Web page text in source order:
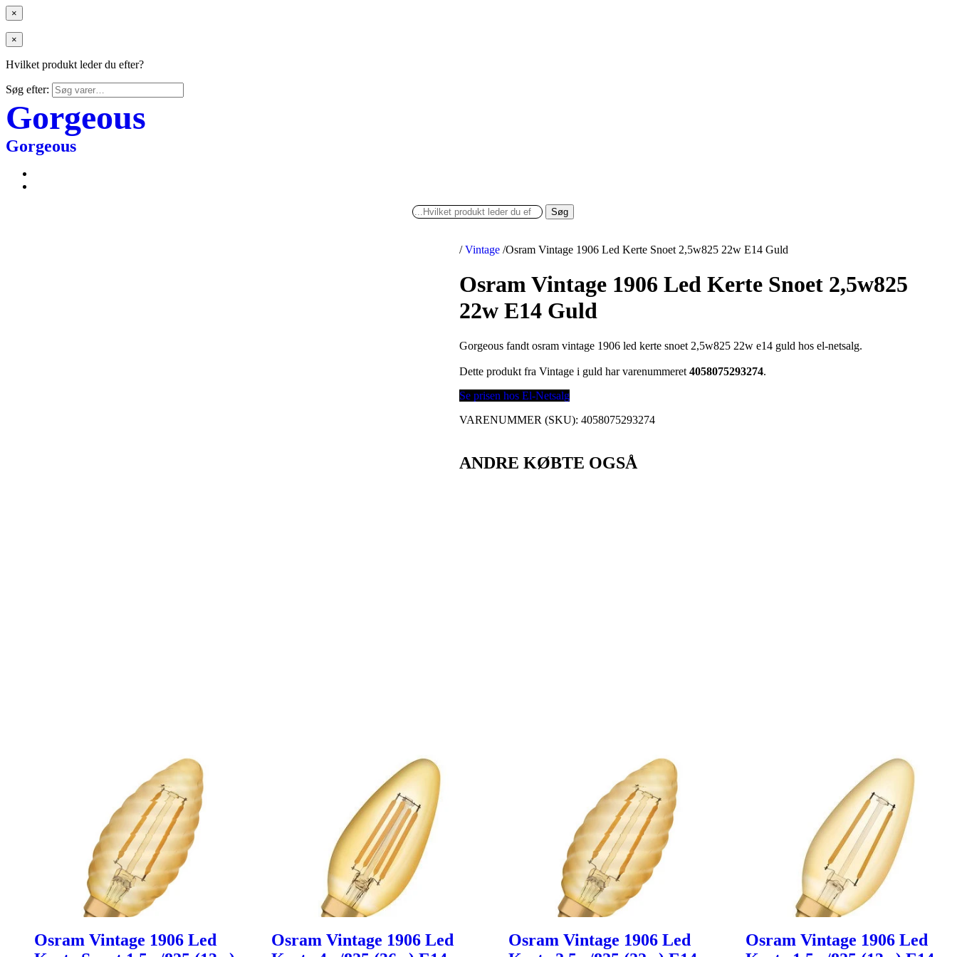
×
×
Hvilket produkt leder du efter?
Søg efter:
Gorgeous
Gorgeous
Søg
/ Vintage /Osram Vintage 1906 Led Kerte Snoet 2,5w825 22w E14 Guld
Osram Vintage 1906 Led Kerte Snoet 2,5w825
22w E14 Guld
Gorgeous fandt osram vintage 1906 led kerte snoet 2,5w825 22w e14 guld hos el-netsalg.
Dette produkt fra Vintage i guld har varenummeret4058075293274.
Se prisen hos El-Netsalg
VARENUMMER (SKU):4058075293274
ANDRE KØBTE OGSÅ
Osram Vintage 1906 Led
Osram Vintage 1906 Led
Osram Vintage 1906 Led
Osram Vintage 1906 Led